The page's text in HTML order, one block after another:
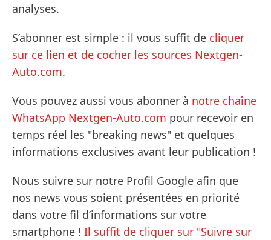
analyses.
S’abonner est simple : il vous suffit de cliquer
sur ce lien et de cocher les sources Nextgen-
Auto.com.
Vous pouvez aussi vous abonner à notre chaîne
WhatsApp Nextgen-Auto.com pour recevoir en
temps réel les "breaking news" et quelques
informations exclusives avant leur publication !
Nous suivre sur notre Profil Google afin que
nos news vous soient présentées en priorité
dans votre fil d’informations sur votre
smartphone ! Il suffit de cliquer sur "Suivre sur